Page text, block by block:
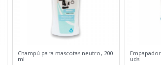
Champú para mascotas neutro, 200
ml
uds